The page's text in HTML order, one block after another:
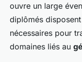
ouvre un large
diplômés
nécessaires pour
domaines liés au